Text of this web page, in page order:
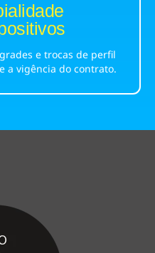
e trocas de perfil
a vigência do contrato.